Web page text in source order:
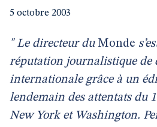
5 octobre 2003
" Le directeur du Monde
réputation journalistique de
internationale grâce à un
lendemain des attentats du
New York et Washington.